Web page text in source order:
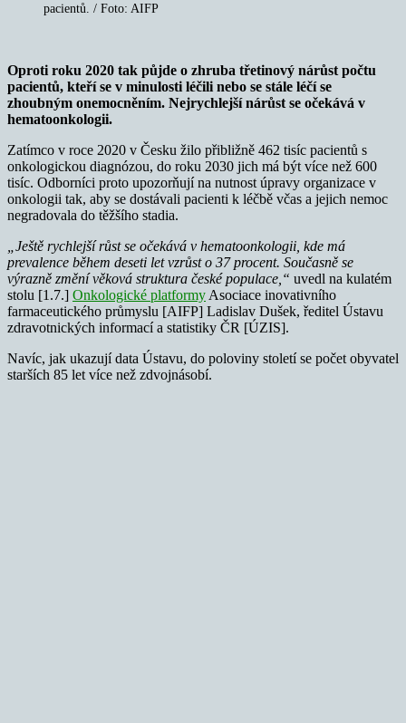
pacientů. / Foto: AIFP
Oproti roku 2020 tak půjde o zhruba třetinový nárůst počtu
pacientů, kteří se v minulosti léčili nebo se stále léčí se
zhoubným onemocněním. Nejrychlejší nárůst se očekává v
hematoonkologii.
Zatímco v roce 2020 v Česku žilo přibližně 462 tisíc pacientů s
onkologickou diagnózou, do roku 2030 jich má být více než 600
tisíc. Odborníci proto upozorňují na nutnost úpravy organizace v
onkologii tak, aby se dostávali pacienti k léčbě včas a jejich nemoc
negradovala do těžšího stadia.
„Ještě rychlejší růst se očekává v hematoonkologii, kde má
prevalence během deseti let vzrůst o 37 procent. Současně se
výrazně změní věková struktura české populace,“ uvedl na kulatém
stolu [1.7.] Onkologické platformy Asociace inovativního
farmaceutického průmyslu [AIFP] Ladislav Dušek, ředitel Ústavu
zdravotnických informací a statistiky ČR [ÚZIS].
Navíc, jak ukazují data Ústavu, do poloviny století se počet obyvatel
starších 85 let více než zdvojnásobí.